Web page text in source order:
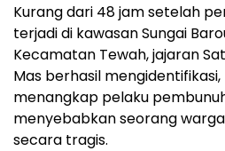
Kurang dari 48 jam setelah
terjadi di kawasan Sungai
Kecamatan Tewah, jajaran
Mas berhasil
menangkap pelaku
menyebabkan seorang
secara tragis.